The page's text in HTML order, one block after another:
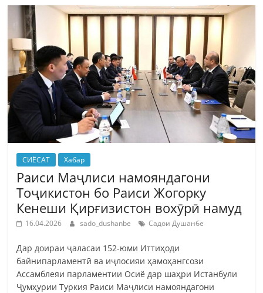
СИЁСАТ Хабар
Раиси Маҷлиси намояндагони
Тоҷикистон бо Раиси Жогорку
Кенеши Қирғизистон вохӯрӣ намуд
16.04.2026 sado_dushanbe Садои Душанбе
Дар доираи ҷаласаи 152-юми Иттиҳоди
байнипарламентӣ ва иҷлосияи ҳамоҳангсози
Ассамблеяи парламентии Осиё дар шаҳри Истанбули
Ҷумҳурии Туркия Раиси Маҷлиси намояндагони